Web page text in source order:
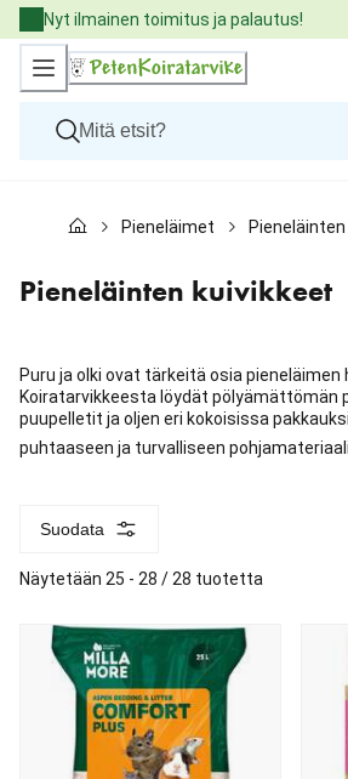
Skip
to
Content
Nyt ilmainen toimitus ja palautus!
Kissat
Eläinlääkäriruoat
Tuotemerkit
Palvelut
Pieneläimet
Pieneläinten kuivikkeet
Puru ja olki ovat tärkeitä osia
Koiratarvikkeesta löydät pölyämättömän
puupelletit ja oljen eri kokoisissa
puhtaaseen ja turvalliseen
Suodata
Näytetään 25 - 28 / 28 tuotetta